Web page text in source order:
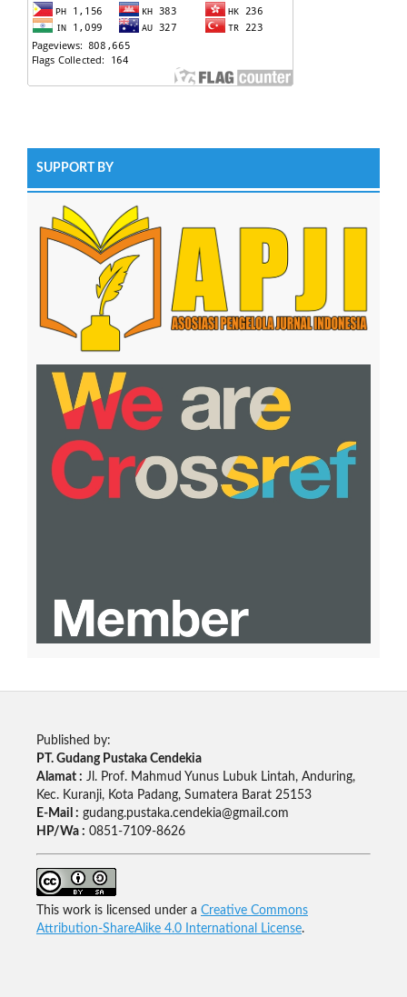
SUPPORT BY
Published by:
PT. Gudang Pustaka Cendekia
Alamat : Jl. Prof. Mahmud Yunus Lubuk Lintah, Anduring,
Kec. Kuranji, Kota Padang, Sumatera Barat 25153
E-Mail : gudang.pustaka.cendekia@gmail.com
HP/Wa : 0851-7109-8626
This work is licensed under a Creative Commons
Attribution-ShareAlike 4.0 International License.